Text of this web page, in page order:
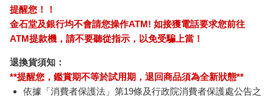
提醒您！！
金石堂及銀行均不會請您操作ATM! 如接獲電話要求您前往
ATM提款機，請不要聽從指示，以免受騙上當！
退換貨須知：
**提醒您，鑑賞期不等於試用期，退回商品須為全新狀態**
依據「消費者保護法」第19條及行政院消費者保護處公告之